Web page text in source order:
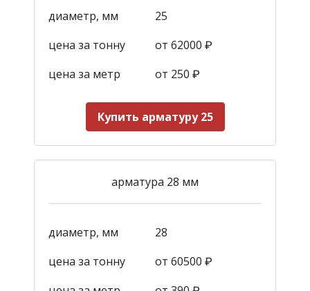
диаметр, мм
25
цена за тонну
от 62000 ₽
цена за метр
от 250 ₽
Купить арматуру 25
арматура 28 мм
диаметр, мм
28
цена за тонну
от 60500 ₽